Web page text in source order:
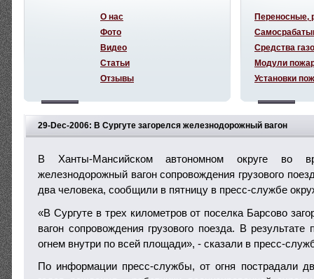
29-Dec-2006: В Сургуте загорелся железнодорожный вагон
В Ханты-Мансийском автономном округе во
железнодорожный вагон сопровождения грузового
два человека, сообщили в пятницу в пресс-службе
«В Сургуте в трех километров от поселка Барсово
вагон сопровождения грузового поезда. В результате
огнем внутри по всей площади», - сказали в пресс-
По информации пресс-службы, от огня пострадали
О нас
Фото
Видео
Статьи
Отзывы
Переносные,
Средства
Модули
Установки